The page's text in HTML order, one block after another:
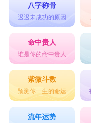
勋、恺聪、森栩
龙年出生男孩起名
1、属龙的男宝宝
字
男孩的名字要想
的，尤其是龙是一
男孩起名字，使
八字称骨
迟迟未成功的原因
命中贵人
谁是你的命中贵人
紫微斗数
预测你一生的命运
流年运势